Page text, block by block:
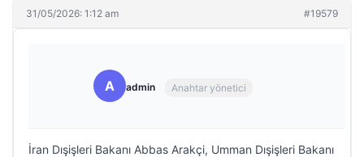
31/05/2026: 1:12 am #19579
A admin Anahtar yönetici
İran Dışişleri Bakanı Abbas Arakçi, Umman Dışişleri Bakanı